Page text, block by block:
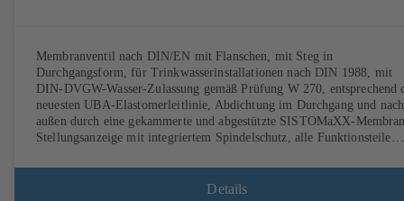
Membranventil nach DIN/EN mit Flanschen, mit Steg in
Durchgangsform, für Trinkwasserinstallationen nach DIN 1988, mit
DIN-DVGW-Wasser-Zulassung gemäß Prüfung W 270, entsprechend
neuesten UBA-Elastomerleitlinie, Abdichtung im Durchgang und nach
außen durch eine gekammerte und abgestützte SISTOMaXX-
Stellungsanzeige mit integriertem Spindelschutz, alle Funktionsteile
Details